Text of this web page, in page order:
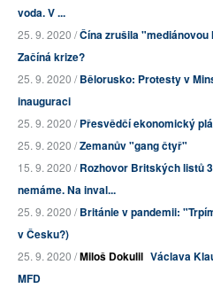
voda. V ...
25. 9. 2020 /Čína zrušila
Začíná krize?
25. 9. 2020 /Bělorusko: Protesty v
inauguraci
25. 9. 2020 /Přesvědčí ekonomický
25. 9. 2020 /Zemanův "gang čtyř"
15. 9. 2020 /Rozhovor Britských listů
nemáme. Na inval...
25. 9. 2020 /Británie v pandemii:
v Česku?)
25. 9. 2020 /Miloš Dokulil Václava
MFD